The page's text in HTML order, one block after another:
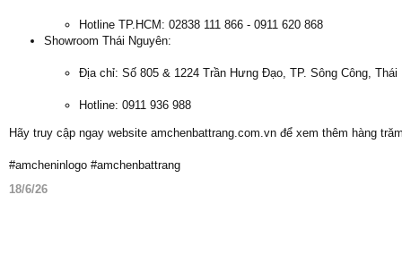
Hotline TP.HCM: 02838 111 866 - 0911 620 868
Showroom Thái Nguyên:
Địa chỉ: Số 805 & 1224 Trần Hưng Đạo, TP. Sông Công, Thái
Hotline: 0911 936 988
Hãy truy cập ngay website amchenbattrang.com.vn để xem thêm hàng
#amcheninlogo #amchenbattrang
18/6/26